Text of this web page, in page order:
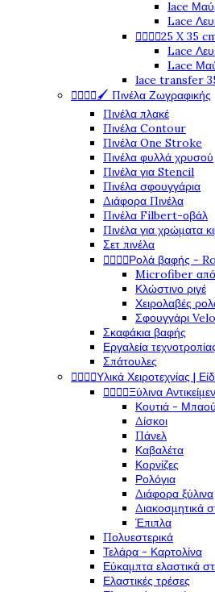
lace
Lace
   25 X 35
Lace
Lace
lace transfer
   🖌️ Πινέλα Ζωγραφικής
Πινέλα πλακέ
Πινέλα Contour
Πινέλα One Stroke
Πινέλα φυλλά χρυσού
Πινέλα για Stencil
Πινέλα σφουγγάρια
Διάφορα Πινέλα
Πινέλα Filbert-οβάλ
Πινέλα για χρώματα
Σετ πινέλα
   Ρολά βαφής -
Microfiber από
Κλώστινο ριγέ
Χειρολαβές
Σφουγγάρι
Σκαφάκια βαφής
Εργαλεία
Σπάτουλες
   Υλικά Χειροτεχνίας |
   Ξύλινα
Κουτιά -
Δίσκοι
Πάνελ
Καβαλέτα
Κορνίζες
Ρολόγια
Διάφορα ξύλινα
Διακοσμητικά
Έπιπλα
Πολυεστερικά
Τελάρα - Καρτολίνα
Εύκαμπτα ελαστικά
Ελαστικές τρέσες